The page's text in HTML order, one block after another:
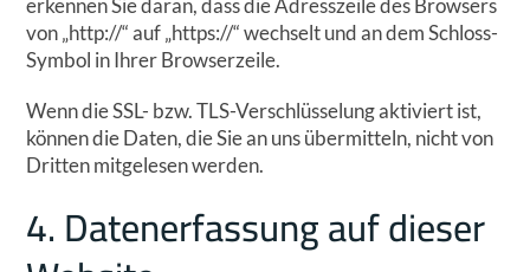
erkennen Sie daran, dass die Adresszeile des Browsers
von „http://“ auf „https://“ wechselt und an dem Schloss-
Symbol in Ihrer Browserzeile.
Wenn die SSL- bzw. TLS-Verschlüsselung aktiviert ist,
können die Daten, die Sie an uns übermitteln, nicht von
Dritten mitgelesen werden.
4. Datenerfassung auf dieser